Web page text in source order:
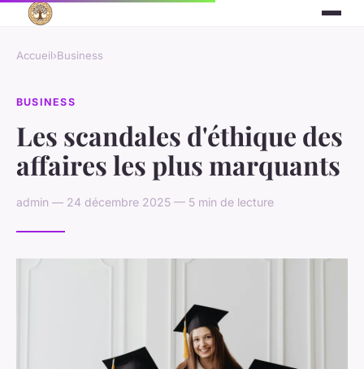
Accueil›Business
BUSINESS
Les scandales d'éthique des
affaires les plus marquants
admin — 24 décembre 2025 — 5 min de lecture